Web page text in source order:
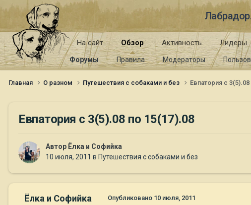
На сайт Обзор
Форумы Правила Модераторы
Активность Лидеры
Главная О разном Путешествия с собаками и без Евпатория с
Евпатория с 3(5).08 по 15(17).08
Автор Ёлка и Софийка
10 июля, 2011 в Путешествия с собаками и без
Ёлка и Софийка Опубликовано 10 июля, 2011